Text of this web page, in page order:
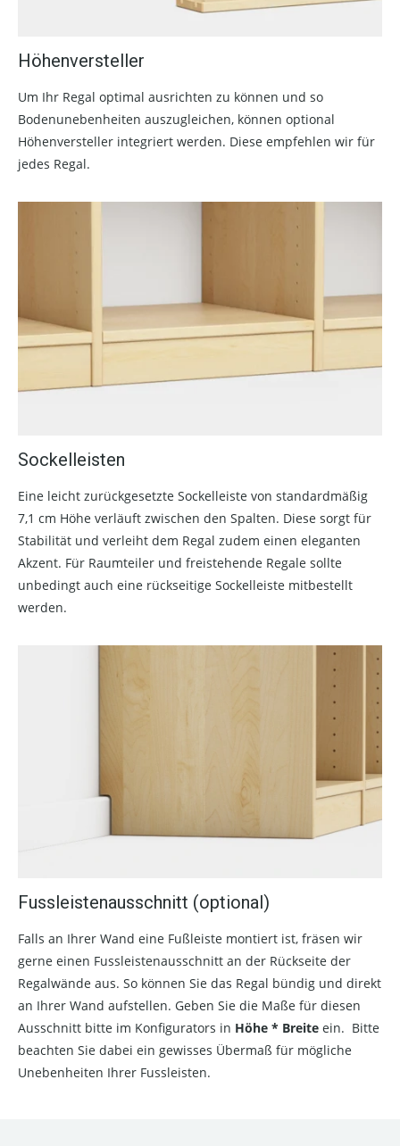
Höhenversteller
Um Ihr Regal optimal ausrichten zu können und so
Bodenunebenheiten auszugleichen, können optional
Höhenversteller integriert werden. Diese empfehlen wir für
jedes Regal.
Sockelleisten
Eine leicht zurückgesetzte Sockelleiste von standardmäßig
7,1 cm Höhe verläuft zwischen den Spalten. Diese sorgt für
Stabilität und verleiht dem Regal zudem einen eleganten
Akzent. Für Raumteiler und freistehende Regale sollte
unbedingt auch eine rückseitige Sockelleiste mitbestellt
werden.
Fussleistenausschnitt (optional)
Falls an Ihrer Wand eine Fußleiste montiert ist, fräsen wir
gerne einen Fussleistenausschnitt an der Rückseite der
Regalwände aus. So können Sie das Regal bündig und direkt
an Ihrer Wand aufstellen. Geben Sie die Maße für diesen
Ausschnitt bitte im Konfigurators in Höhe * Breite ein. Bitte
beachten Sie dabei ein gewisses Übermaß für mögliche
Unebenheiten Ihrer Fussleisten.